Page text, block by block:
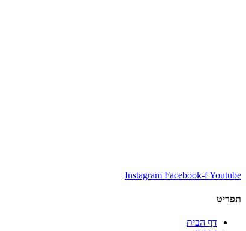
Instagram Facebook-fYoutube
תפריט
דף הבית